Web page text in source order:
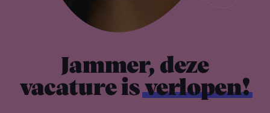
Jammer, deze
vacature isverlopen!